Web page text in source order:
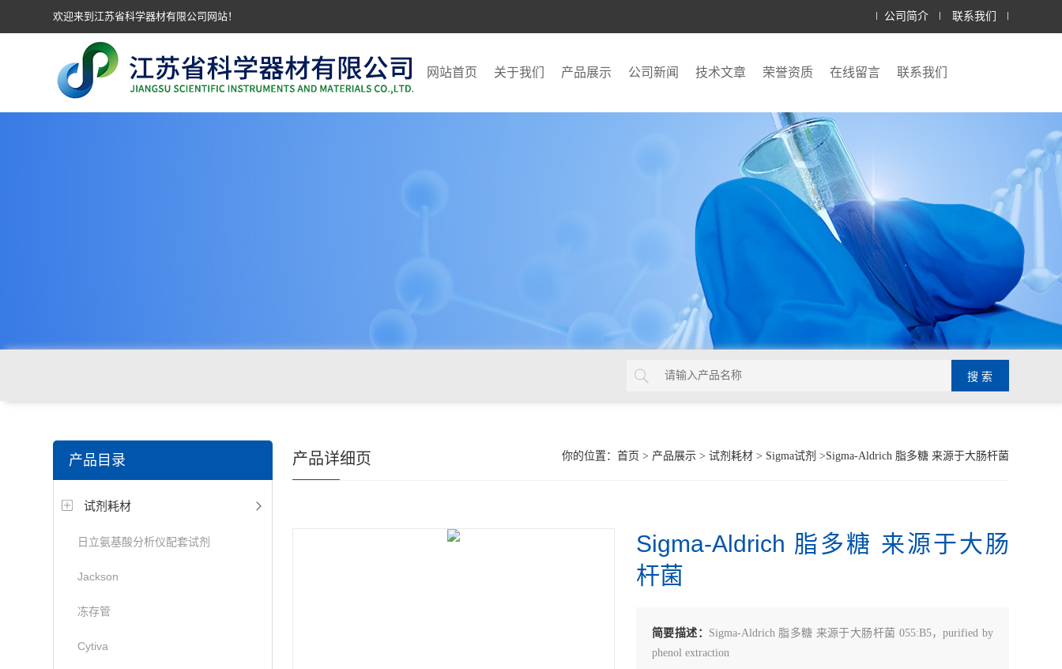
欢迎来到江苏省科学器材有限公司网站！ 公司简介 联系我们
网站首页 关于我们 产品展示 公司新闻 技术文章 荣誉资质 在线留言 联系我们
你的位置： 首页 > 产品展示> 试剂耗材> Sigma试剂 >Sigma-Aldrich 脂多糖 来源于大肠杆菌
产品详细页
Sigma-Aldrich 脂多糖 来源于大肠
杆菌
简要描述： Sigma-Aldrich 脂多糖 来源于大肠杆菌 055:B5，purified by
phenol extraction
产品目录
试剂耗材
日立氨基酸分析仪配套试剂
Jackson
冻存管
Cytiva